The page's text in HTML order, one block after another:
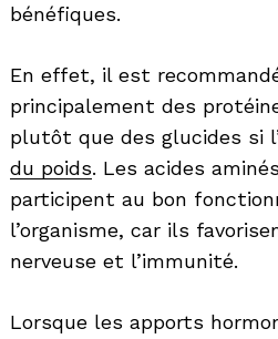
bénéfiques.
En effet, il est
principalement des
plutôt que des glucides si
du poids. Les acides
participent au bon
l’organisme, car ils
nerveuse et l’immunité.
Lorsque les apports